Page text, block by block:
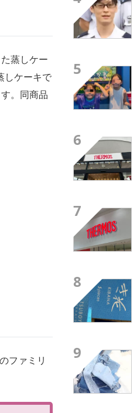
蒸しケー
しケーキで
。同商品
ファミリ
5
6
7
8
9